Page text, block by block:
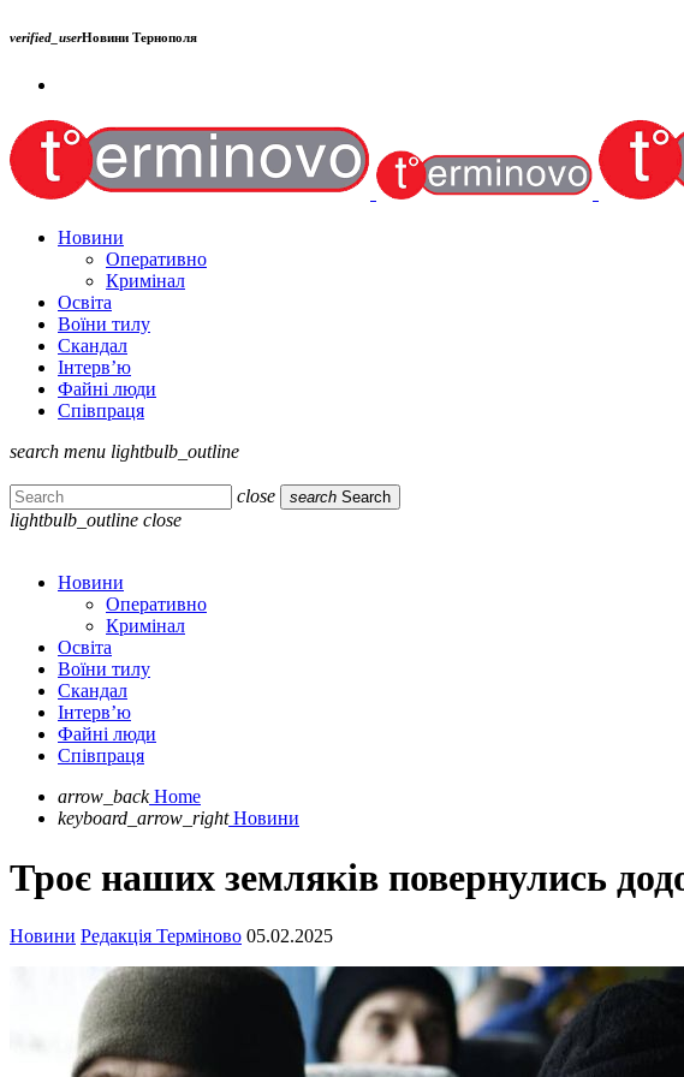
verified_userНовини Тернополя
Новини
Оперативно
Кримінал
Освіта
Воїни тилу
Скандал
Інтерв’ю
Файні люди
Співпраця
search menu lightbulb_outline
close search Search
lightbulb_outline close
Новини
Оперативно
Кримінал
Освіта
Воїни тилу
Скандал
Інтерв’ю
Файні люди
Співпраця
arrow_back Home
keyboard_arrow_right Новини
Троє наших земляків повернулись
Новини Редакція Терміново 05.02.2025